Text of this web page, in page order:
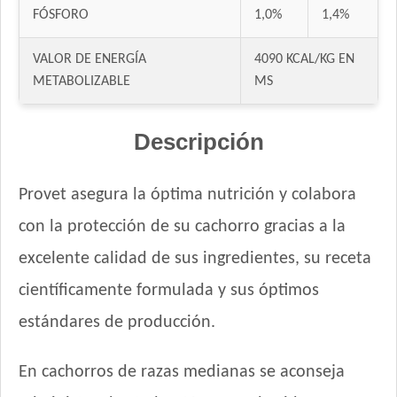
Grandes
Integral
Pampa Perro Cachorro
Pro Plan Perro Cachorro Raza Mediana
Protemix Perro Cachorro
Pupy Food Perro Cachorro
Raza Perro Cachorro sabor Carne, Cereales y Leche
Royal Canin Perro Giant Junior
Royal Canin Perro Giant Puppy
Royal Canin Perro Maxi Puppy
FÓSFORO 1,0% 1,4%
VALOR DE ENERGÍA
METABOLIZABLE
4090 KCAL/KG EN
MS
Descripción
Provet asegura la óptima nutrición y colabora
con la protección de su cachorro gracias a la
excelente calidad de sus ingredientes, su receta
científicamente formulada y sus óptimos
estándares de producción.
En cachorros de razas medianas se aconseja